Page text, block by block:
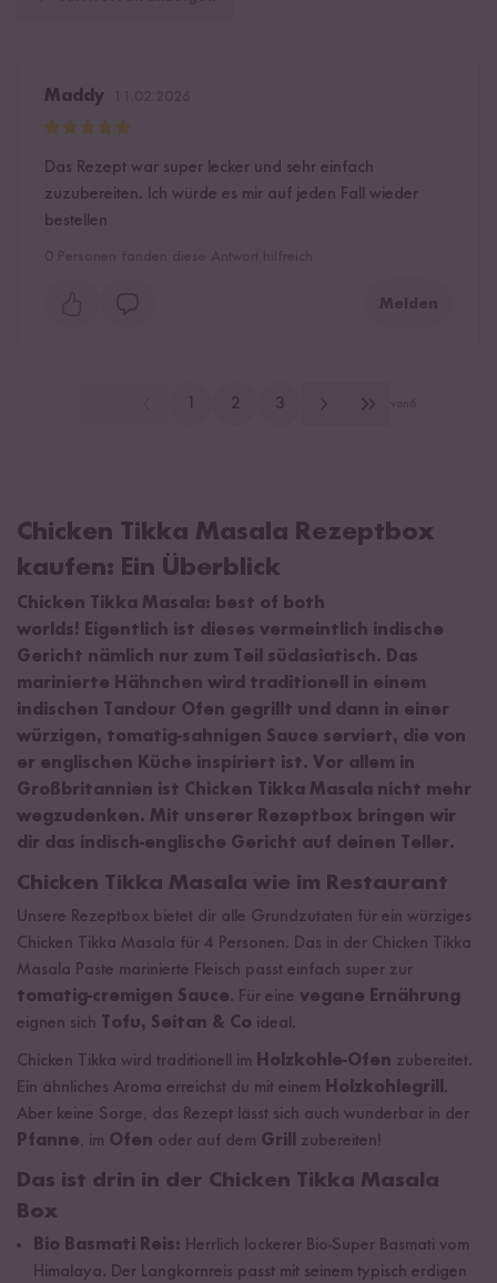
Maddy
Das Rezept war super lecker und sehr einfach
zuzubereiten. Ich würde es mir auf jeden Fall wieder
bestellen
Melden
2 3
Chicken Tikka Masala Rezeptbox
kaufen: Ein Überblick
Chicken Tikka Masala: best of both
worlds! Eigentlich ist dieses vermeintlich indische
Gericht nämlich nur zum Teil südasiatisch. Das
marinierte Hähnchen wird traditionell in einem
indischen Tandour Ofen gegrillt und dann in einer
würzigen, tomatig-sahnigen Sauce serviert, die von
er englischen Küche inspiriert ist. Vor allem in
Großbritannien ist Chicken Tikka Masala nicht mehr
wegzudenken. Mit unserer Rezeptbox bringen wir
dir das indisch-englische Gericht auf deinen Teller.
Chicken Tikka Masala wie im Restaurant
Unsere Rezeptbox bietet dir alle Grundzutaten für ein würziges
Chicken Tikka Masala für 4 Personen. Das in der Chicken Tikka
Masala Paste marinierte Fleisch passt einfach super zur
tomatig-cremigen Sauce. Für eine vegane Ernährung
eignen sich
Tofu, Seitan & Co ideal.
Chicken Tikka wird traditionell im Holzkohle-Ofen zubereitet.
Ein ähnliches Aroma erreichst du mit einem Holzkohlegrill .
Aber keine Sorge, das Rezept lässt sich auch wunderbar in der
Pfanne, im Ofen oder auf dem Grill zubereiten!
Das ist drin in der Chicken Tikka Masala
Box
Bio Basmati Reis: Herrlich lockerer Bio-Super Basmati vom
Himalaya. Der Langkornreis passt mit seinem typisch erdigen